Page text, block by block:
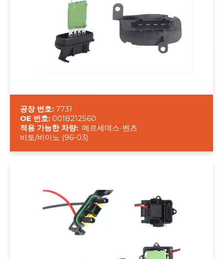
공장 번호: 7731
OE 번호: 0018212560
적용 가능한 차량: 메르세데스-벤츠
비토/비아노 (96-03)